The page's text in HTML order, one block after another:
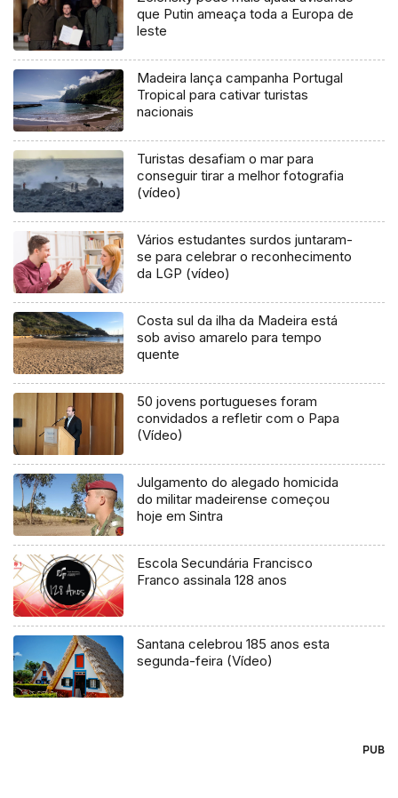
que Putin ameaça toda a Europa de
leste
Madeira lança campanha Portugal
Tropical para cativar turistas
nacionais
Turistas desafiam o mar para
conseguir tirar a melhor fotografia
(vídeo)
Vários estudantes surdos juntaram-
se para celebrar o reconhecimento
da LGP (vídeo)
Costa sul da ilha da Madeira está
sob aviso amarelo para tempo
quente
50 jovens portugueses foram
convidados a refletir com o Papa
(Vídeo)
Julgamento do alegado homicida
do militar madeirense começou
hoje em Sintra
Escola Secundária Francisco
Franco assinala 128 anos
Santana celebrou 185 anos esta
segunda-feira (Vídeo)
PUB